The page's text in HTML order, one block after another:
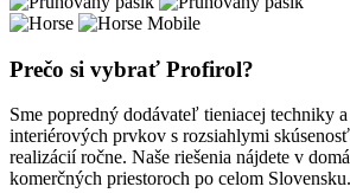
Prečo si vybrať Profirol?
Sme popredný dodávateľ tieniacej techniky
interiérových prvkov s rozsiahlymi
realizácií ročne. Naše riešenia nájdete v
komerčných priestoroch po celom Slovensku.